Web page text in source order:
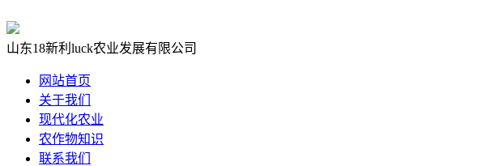
山东18新利luck农业发展有限公司
网站首页
关于我们
现代化农业
农作物知识
联系我们